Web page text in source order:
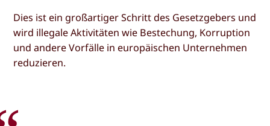
Dies ist ein großartiger Schritt des Gesetzgebers und
wird illegale Aktivitäten wie Bestechung, Korruption
und andere Vorfälle in europäischen Unternehmen
reduzieren.